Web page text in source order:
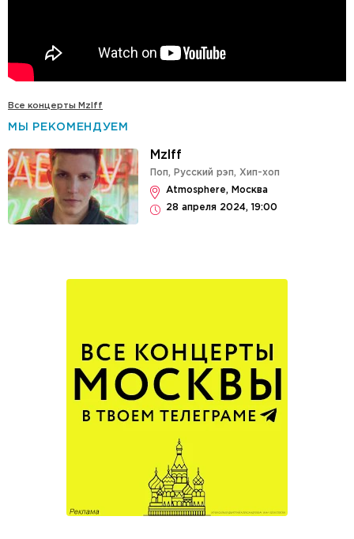
Все концерты Mzlff
МЫ РЕКОМЕНДУЕМ
Mzlff
Поп, Русский рэп, Хип-хоп
Atmosphere, Москва
28 апреля 2024, 19:00